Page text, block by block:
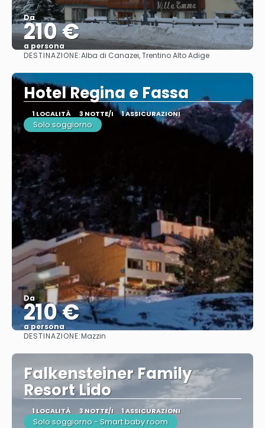
Da
210 €
a persona
Vedere
DESTINAZIONE:Alba di Canazei, Trentino Alto Adige
Hotel Regina e Fassa
1 LOCALITÀ 3 NOTTE/I 1 ASSICURAZIONI
Solo soggiorno
Da
210 €
a persona
DESTINAZIONE:Mazzin
Falkensteiner Family
Resort Lido
1 LOCALITÀ 3 NOTTE/I 1 ASSICURAZIONI
Solo soggiorno - Smart baby room